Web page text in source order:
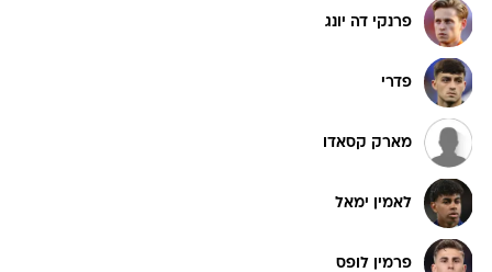
פרנקי דה יונג
פדרי
מארק קסאדו
לאמין ימאל
פרמין לופס